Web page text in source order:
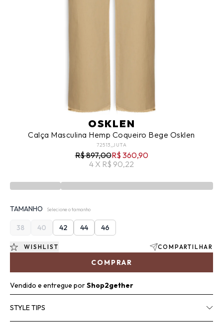
OSKLEN
Calça Masculina Hemp Coqueiro Bege Osklen
72513_JUTA
R$ 897,00R$ 360,90
4 X R$ 90,22
TAMANHO Selecione o tamanho
38 40 42 44 46
COMPRAR
WISHLIST COMPARTILHAR
Vendido e entregue porShop2gether
STYLE TIPS